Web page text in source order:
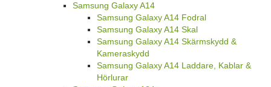
Samsung Galaxy A14
Samsung Galaxy A14 Fodral
Samsung Galaxy A14 Skal
Samsung Galaxy A14 Skärmskydd &
Kameraskydd
Samsung Galaxy A14 Laddare, Kablar &
Hörlurar